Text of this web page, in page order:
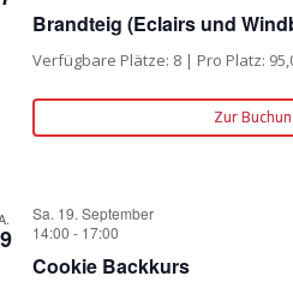
Brandteig (Eclairs und
Verfügbare Plätze: 8 | Pro Platz:
Zur
Sa. 19. September
14:00 - 17:00
Cookie Backkurs